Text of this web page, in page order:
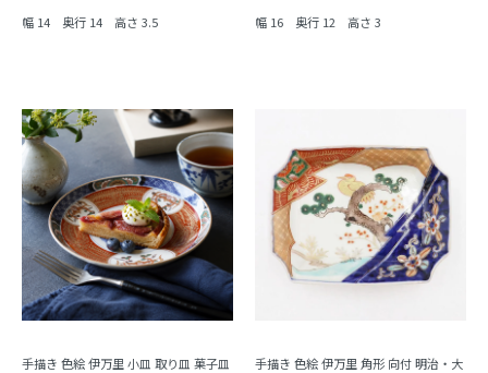
幅 14 奥行 14 高さ 3.5 幅 16 奥行 12 高さ 3
手描き 色絵 伊万里 小皿 取り皿 菓子皿
手描き 色絵 伊万里 角形 向付 明治・大